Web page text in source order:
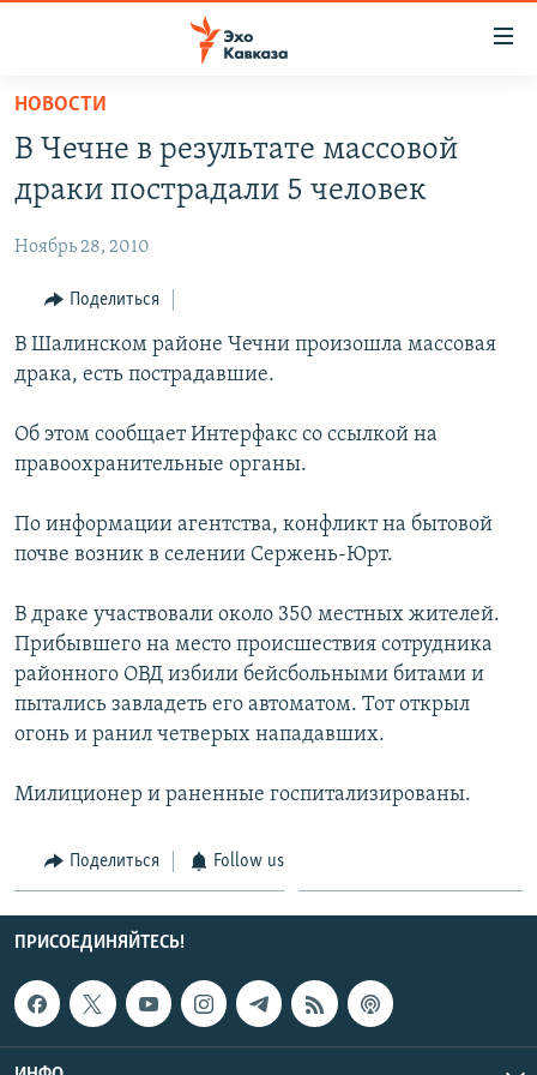
Вернуться
основному
содержанию
Вернутся
навигации
Вернутся
СУХУМИ
ЦХИНВАЛИ
ВЕСЬ КАВКАЗ
СЕВЕРНЫЙ КАВКАЗ
АРМЕНИЯ
АЗЕРБАЙДЖАН
ТЕМЫ
ПОЛИТИКА
ЭКОНОМИКА
ОБЩЕСТВО
КУЛЬТУРА
СПОРТ
РУБРИКИ
НЕКРУГЛЫЙ СТОЛ
ГОСТЬ НЕДЕЛИ
ПОЗИЦИЯ
БЛОГИ
ЧИТАЕМ ПРЕССУ
МУЛЬТИМЕДИА
ВИДЕО
ФОТО
АУДИО
ПОДКАСТЫ
АРХИВ РАДИОПРОГРАММЫ
ПРИСОЕДИНЯЙТЕСЬ!
Все сайты РСЕ/РС
НОВОСТИ
В Чечне в результате массовой
драки пострадали 5 человек
Ноябрь 28, 2010
Поделиться
В Шалинском районе Чечни произошла массовая
драка, есть пострадавшие.
Об этом сообщает Интерфакс со ссылкой на
правоохранительные органы.
По информации агентства, конфликт на бытовой
почве возник в селении Сержень-Юрт.
В драке участвовали около 350 местных жителей.
Прибывшего на место происшествия сотрудника
районного ОВД избили бейсбольными битами и
пытались завладеть его автоматом. Тот открыл
огонь и ранил четверых нападавших.
Милиционер и раненные госпитализированы.
Поделиться Follow us
ПРИСОЕДИНЯЙТЕСЬ!